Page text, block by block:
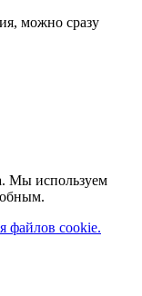
можно сразу
Мы используем
файлов cookie.